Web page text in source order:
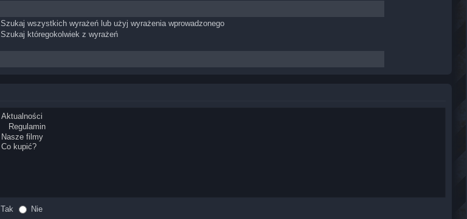
Szukaj wszystkich wyrażeń lub użyj wyrażenia wprowadzonego
Szukaj któregokolwiek z wyrażeń
Tak
Nie